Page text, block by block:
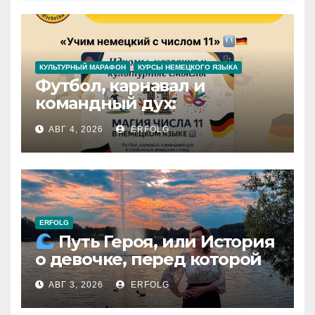
КУЛЬТУРНЫЙ МАРАФОН КУРСЫ НЕМЕЦКОГО ЯЗЫКА
Футбол, карнавал и
командный дух:
раскрываем секреты числа
11 в немецком языке!
АВГ 4, 2026 ERFOLG
ERFOLG
Путь Героя, или История
о девочке, перед которой
расступился океан
(И почему это про каждую
АВГ 3, 2026 ERFOLG